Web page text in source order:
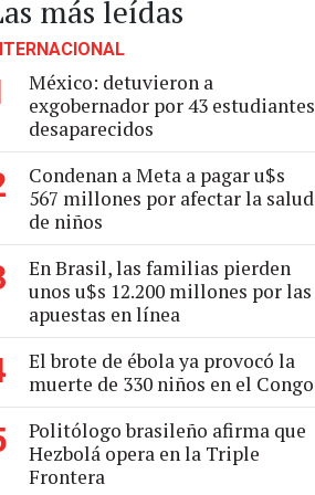
más leídas
México: detuvieron a
exgobernador por 43 estudiantes
desaparecidos
Condenan a Meta a pagar u$s
567 millones por afectar la salud
de niños
En Brasil, las familias pierden
unos u$s 12.200 millones por las
apuestas en línea
El brote de ébola ya provocó la
muerte de 330 niños en el Congo
Politólogo brasileño afirma que
Hezbolá opera en la Triple
Frontera